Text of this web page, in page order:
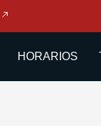
HORARIOS